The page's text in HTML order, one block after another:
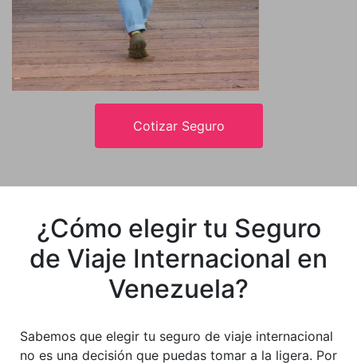
Cotizar Seguro
¿Cómo elegir tu Seguro
de Viaje Internacional en
Venezuela?
Sabemos que elegir tu seguro de viaje internacional
no es una decisión que puedas tomar a la ligera. Por